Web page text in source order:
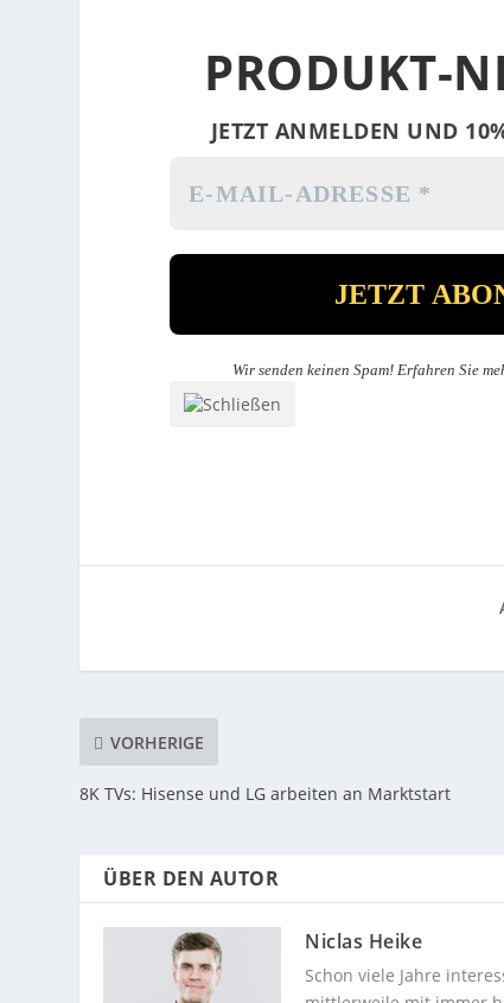
PRODUKT-
JETZT ANMELDEN UND
Wir senden keinen Spam! Erfahren Sie
VORHERIGE
8K TVs: Hisense und LG arbeiten an Marktstart
ÜBER DEN AUTOR
Niclas Heike
Schon viele Jahre